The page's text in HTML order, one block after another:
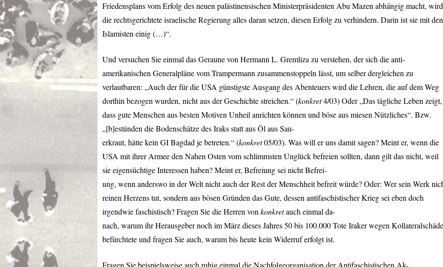
Friedensplans vom Erfolg des neuen palästinensischen Ministerpräsidenten Abu Mazen abhängig macht, wird
die rechtsgerichtete israelische Regierung alles daran setzen, diesen Erfolg zu verhindern. Darin ist sie mit den
Islamisten einig (…)“.
Und versuchen Sie einmal das Geraune von Hermann L. Gremliza zu verstehen, der sich die anti-
amerikanischen Generalpläne vom Trampermann zusammenstoppeln lässt, um selber dergleichen zu
verlautbaren: „Auch der für dieUSA günstigste Ausgang des Abenteuers wird die Lehren, die auf dem Weg
dorthin bezogen wurden, nicht aus der Geschichte streichen.“ (konkret4/03) Oder „Das tägliche Leben zeigt,
dass gute Menschen aus besten Motiven Unheil anrichten können und böse aus miesen Nützliches“. Bzw.
„[b]estünden die Bodenschätze des Iraks statt aus Öl aus Sau-
erkraut, hätte kein GI Bagdad je betreten.“ (konkret05/03). Was will er uns damit sagen? Meint er, wenn die
USA mit ihrer Armee den Nahen Osten vom schlimmsten Unglück befreien sollten, dann gilt das nicht, weil
sie eigensüchtige Interessen haben? Meint er, Befreiung sei nicht Befrei-
ung, wenn anderswo in der Welt nicht auch der Rest der Menschheit befreit würde? Oder: Wer sein Werk
reinen Herzens tut, sondern aus bösen Gründen das Gute, dessen antifaschistischer Krieg sei eben doch
irgendwie faschistisch? Fragen Sie die Herren von konkretauch einmal da-
nach, warum ihr Herausgeber noch im März dieses Jahres 50 bis 100.000 Tote Iraker wegen
befürchtete und fragen Sie auch, warum bis heute kein Widerruf erfolgt ist.
Fragen Sie beispielsweise auch ruhig einmal die Nachfolgeorganisation der Antifaschistischen Ak-